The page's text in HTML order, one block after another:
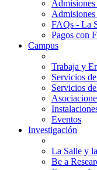
FAQs - La
Pagos con
Campus
Trabaja y
Servicios
Servicios
Eventos
Investigación
La Salle y
Be a